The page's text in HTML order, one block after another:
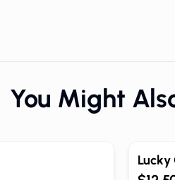
You Might
Lucky